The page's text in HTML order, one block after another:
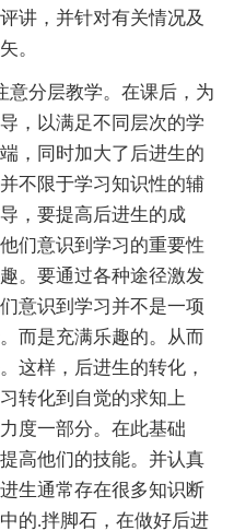
讲，并针对有关情况及
。
意分层教学。在课后，为
，以满足不同层次的学
，同时加大了后进生的
不限于学习知识性的辅
，要提高后进生的成
们意识到学习的重要性
。要通过各种途径激发
意识到学习并不是一项
而是充满乐趣的。从而
这样，后进生的转化，
转化到自觉的求知上
度一部分。在此基础
高他们的技能。并认真
生通常存在很多知识断
的.拌脚石，在做好后进